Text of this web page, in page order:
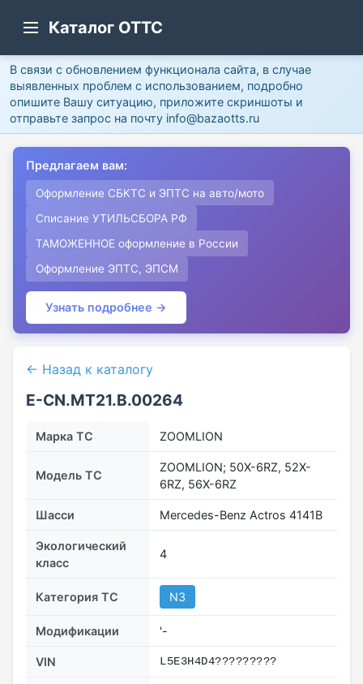
Каталог ОТТС
В связи с обновлением функционала сайта, в случае
выявленных проблем с использованием, подробно
опишите Вашу ситуацию, приложите скриншоты и
отправьте запрос на почту info@bazaotts.ru
Предлагаем вам:
Оформление СБКТС и ЭПТС на авто/мото
Списание УТИЛЬСБОРА РФ
ТАМОЖЕННОЕ оформление в России
Оформление ЭПТС, ЭПСМ
Узнать подробнее →
← Назад к каталогу
E-CN.MT21.B.00264
Марка ТС ZOOMLION
Модель ТС
ZOOMLION; 50X-6RZ, 52X-
6RZ, 56X-6RZ
Шасси Mercedes-Benz Actros 4141В
Экологический
класс
4
Категория ТС N3
Модификации '-
VIN L5E3H4D4?????????